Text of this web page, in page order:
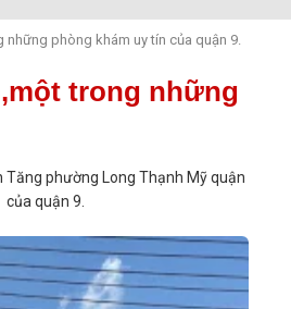
những phòng khám uy tín của quận 9.
trong những
Tăng phường Long Thạnh Mỹ quận
quận 9.